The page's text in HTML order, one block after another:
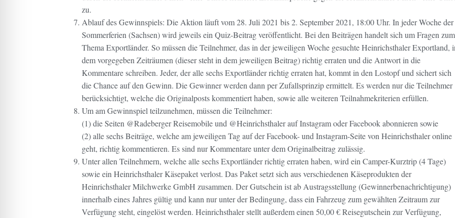
zu.
Ablauf des Gewinnspiels: Die Aktion läuft vom 28. Juli 2021 bis 2. September 2021, 18:00 Uhr. In jeder Woche der
Sommerferien (Sachsen) wird jeweils ein Quiz-Beitrag veröffentlicht. Bei den Beiträgen handelt sich um Fragen zum
Thema Exportländer. So müssen die Teilnehmer, das in der jeweiligen Woche gesuchte Heinrichsthaler Exportland,
dem vorgegeben Zeiträumen (dieser steht in dem jeweiligen Beitrag) richtig erraten und die Antwort in die
Kommentare schreiben. Jeder, der alle sechs Exportländer richtig erraten hat, kommt in den Lostopf und sichert sich
die Chance auf den Gewinn. Die Gewinner werden dann per Zufallsprinzip ermittelt. Es werden nur die Teilnehmer
berücksichtigt, welche die Originalposts kommentiert haben, sowie alle weiteren Teilnahmekriterien erfüllen.
Um am Gewinnspiel teilzunehmen, müssen die Teilnehmer:
(1) die Seiten @Radeberger Reisemobile und @Heinrichsthaler auf Instagram oder Facebook abonnieren sowie
(2) alle sechs Beiträge, welche am jeweiligen Tag auf der Facebook- und Instagram-Seite von Heinrichsthaler online
geht, richtig kommentieren. Es sind nur Kommentare unter dem Originalbeitrag zulässig.
Unter allen Teilnehmern, welche alle sechs Exportländer richtig erraten haben, wird ein Camper-Kurztrip (4 Tage)
sowie ein Heinrichsthaler Käsepaket verlost. Das Paket setzt sich aus verschiedenen Käseprodukten der
Heinrichsthaler Milchwerke GmbH zusammen. Der Gutschein ist ab Austragsstellung (Gewinnerbenachrichtigung)
innerhalb eines Jahres gültig und kann nur unter der Bedingung, dass ein Fahrzeug zum gewählten Zeitraum zur
Verfügung steht, eingelöst werden. Heinrichsthaler stellt außerdem einen 50,00 € Reisegutschein zur Verfügung,